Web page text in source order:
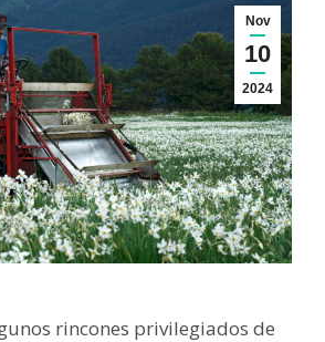
Nov
10
2024
rincones privilegiados de